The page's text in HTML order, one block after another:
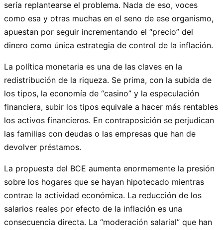
sería replantearse el problema. Nada de eso, voces
como esa y otras muchas en el seno de ese organismo,
apuestan por seguir incrementando el “precio” del
dinero como única estrategia de control de la inflación.
La política monetaria es una de las claves en la
redistribución de la riqueza. Se prima, con la subida de
los tipos, la economía de “casino” y la especulación
financiera, subir los tipos equivale a hacer más rentables
los activos financieros. En contraposición se perjudican
las familias con deudas o las empresas que han de
devolver préstamos.
La propuesta del BCE aumenta enormemente la presión
sobre los hogares que se hayan hipotecado mientras
contrae la actividad económica. La reducción de los
salarios reales por efecto de la inflación es una
consecuencia directa. La “moderación salarial” que han